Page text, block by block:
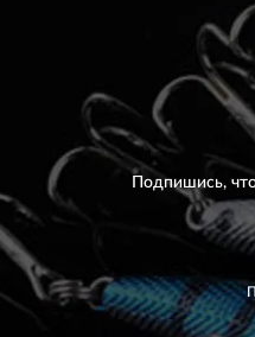
Подпишись,